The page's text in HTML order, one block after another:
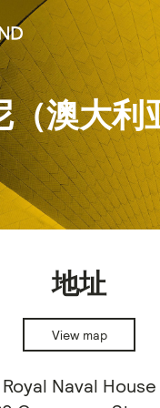
（澳大利
地址
View map
Royal Naval House